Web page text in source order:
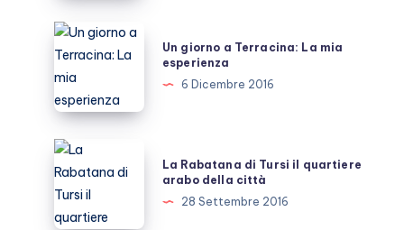
gioiello
del
Cilento
Un
giorno
a
Terracina:
La
mia
esperienza
Un giorno a Terracina: La mia
esperienza
6 Dicembre 2016
La
Rabatana
di
Tursi
La Rabatana di Tursi il quartiere
arabo della città
28 Settembre 2016